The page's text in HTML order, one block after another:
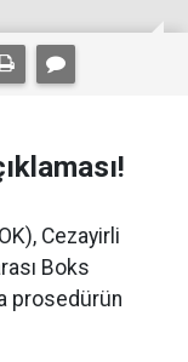
Cezayirli
Boks
prosedürün